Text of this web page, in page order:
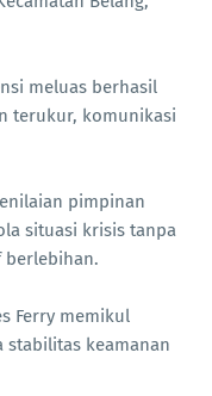
meluas berhasil
terukur, komunikasi
pimpinan
situasi krisis tanpa
berlebihan.
Ferry memikul
stabilitas keamanan